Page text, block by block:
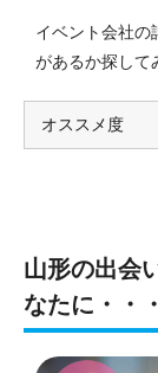
イベント会社の
があるか探して
オススメ度
山形の出会
なたに・・・